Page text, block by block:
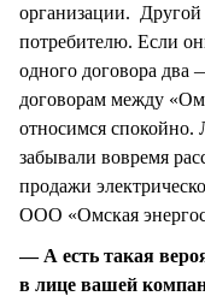
организации. Другой
потребителю. Если
одного договора
договорам между
относимся спокойно.
забывали вовремя
продажи
ООО «Омская
— А есть такая
в лице вашей